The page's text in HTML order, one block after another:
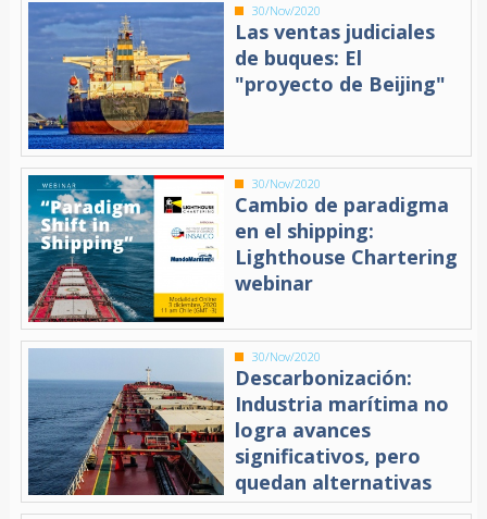
30/Nov/2020
Las ventas judiciales
de buques: El
"proyecto de Beijing"
30/Nov/2020
Cambio de paradigma
en el shipping:
Lighthouse Chartering
webinar
30/Nov/2020
Descarbonización:
Industria marítima no
logra avances
significativos, pero
quedan alternativas